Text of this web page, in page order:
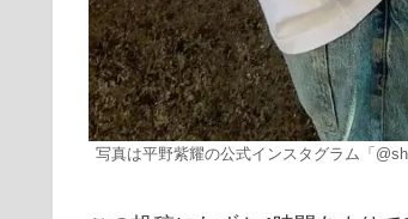
写真は平野紫耀の公式インスタグラム「